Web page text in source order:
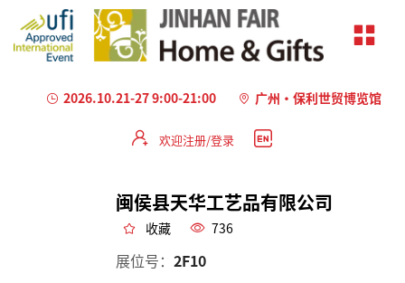
2026.10.21-27 9:00-21:00 广州·保利世贸博览馆
欢迎注册/登录
闽侯县天华工艺品有限公司
收藏 736
展位号： 2F10